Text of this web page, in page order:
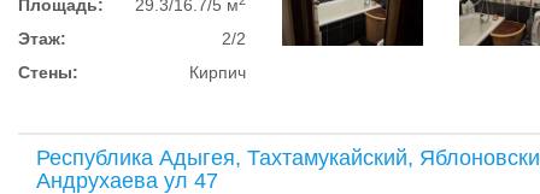
Площадь: 29.3/16.7/5 м
Этаж:
2/2
Стены:
Кирпич
Республика Адыгея, Тахтамукайский,
Андрухаева ул 47